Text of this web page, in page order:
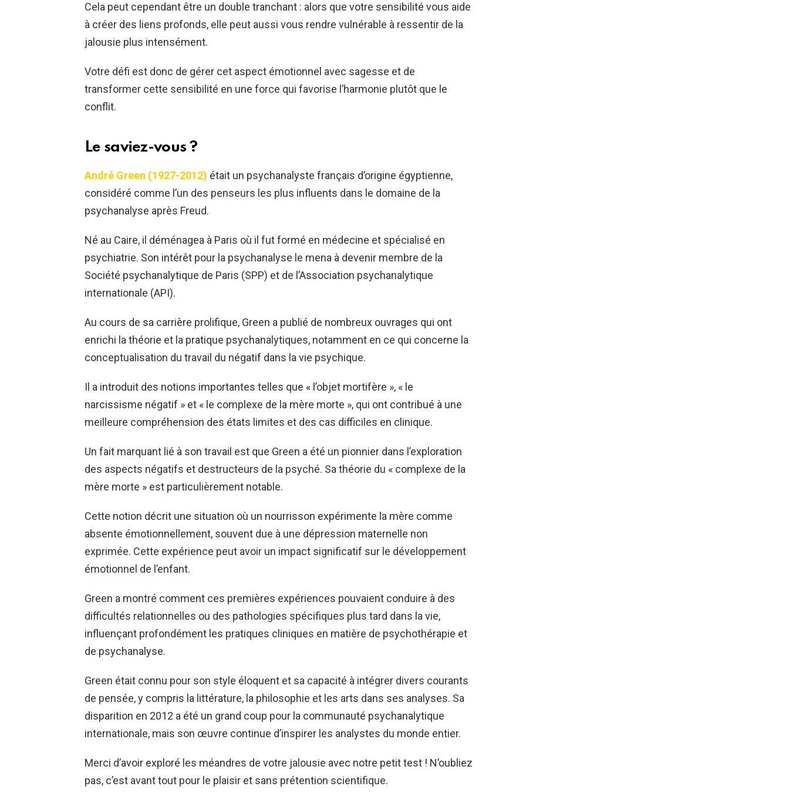
Cela peut cependant être un double tranchant : alors que votre sensibilité vous aide
à créer des liens profonds, elle peut aussi vous rendre vulnérable à ressentir de la
jalousie plus intensément.
Votre défi est donc de gérer cet aspect émotionnel avec sagesse et de
transformer cette sensibilité en une force qui favorise l’harmonie plutôt que le
conflit.
Le saviez-vous ?
André Green (1927-2012) était un psychanalyste français d’origine égyptienne,
considéré comme l’un des penseurs les plus influents dans le domaine de la
psychanalyse après Freud.
Né au Caire, il déménagea à Paris où il fut formé en médecine et spécialisé en
psychiatrie. Son intérêt pour la psychanalyse le mena à devenir membre de la
Société psychanalytique de Paris (SPP) et de l’Association psychanalytique
internationale (API).
Au cours de sa carrière prolifique, Green a publié de nombreux ouvrages qui ont
enrichi la théorie et la pratique psychanalytiques, notamment en ce qui concerne la
conceptualisation du travail du négatif dans la vie psychique.
Il a introduit des notions importantes telles que « l’objet mortifère », « le
narcissisme négatif » et « le complexe de la mère morte », qui ont contribué à une
meilleure compréhension des états limites et des cas difficiles en clinique.
Un fait marquant lié à son travail est que Green a été un pionnier dans l’exploration
des aspects négatifs et destructeurs de la psyché. Sa théorie du « complexe de la
mère morte » est particulièrement notable.
Cette notion décrit une situation où un nourrisson expérimente la mère comme
absente émotionnellement, souvent due à une dépression maternelle non
exprimée. Cette expérience peut avoir un impact significatif sur le développement
émotionnel de l’enfant.
Green a montré comment ces premières expériences pouvaient conduire à des
difficultés relationnelles ou des pathologies spécifiques plus tard dans la vie,
influençant profondément les pratiques cliniques en matière de psychothérapie et
de psychanalyse.
Green était connu pour son style éloquent et sa capacité à intégrer divers courants
de pensée, y compris la littérature, la philosophie et les arts dans ses analyses. Sa
disparition en 2012 a été un grand coup pour la communauté psychanalytique
internationale, mais son œuvre continue d’inspirer les analystes du monde entier.
Merci d’avoir exploré les méandres de votre jalousie avec notre petit test ! N’oubliez
pas, c’est avant tout pour le plaisir et sans prétention scientifique.